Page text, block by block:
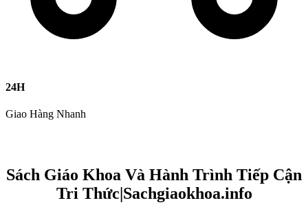
24H
Giao Hàng Nhanh
Sách Giáo Khoa Và Hành Trình Tiếp Cận
Tri Thức|Sachgiaokhoa.info